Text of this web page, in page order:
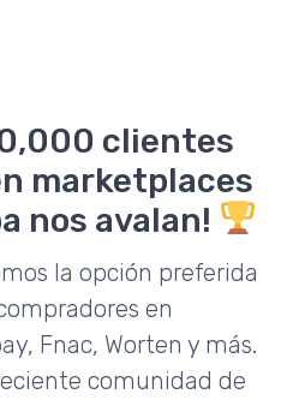
clientes
marketplaces
nos avalan!
la opción preferida
en
Fnac, Worten y más.
comunidad de